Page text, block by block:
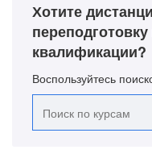
Хотите
квалификации?
Воспользуйтесь